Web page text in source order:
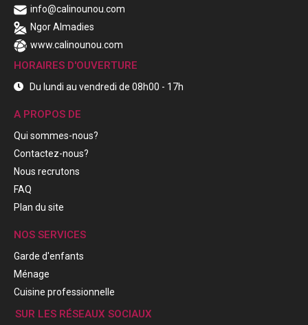
info@calinounou.com
Ngor Almadies
www.calinounou.com
HORAIRES D'OUVERTURE
Du lundi au vendredi de 08h00 - 17h
A PROPOS DE
Qui sommes-nous?
Contactez-nous?
Nous recrutons
FAQ
Plan du site
NOS SERVICES
Garde d'enfants
Ménage
Cuisine professionnelle
SUR LES RÉSEAUX SOCIAUX